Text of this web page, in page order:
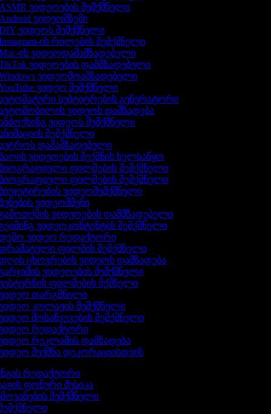
ვიდეოების შემქმნელი
ვიდეომზემი
ვიდეოს შემქმნელი
ის რილების შემქმნელი
ის ვიდეოდამამზადებელი
ვიდეოების დამმზადებელი
ვიდეომოამზადებელი
ვიდეო შემქმნელი
სუბტიტრების გენერატორი
ვიდეოს დამზადება
ვიდეოს შემქმნელი
შემქმნელი
დამამზადებელი
ვიდეოების შექმნის ხელსაწყო
ფილმების შემქმნელი
ფილმების შემქმნელი
ვიდეოშემქმნელი
ვიდეომშენი
ვიდეოების დამმზადებელი
ვიდეოკონტენტის შემქმნელი
ვიდეო რედაქტორი
ფილმის შემქმნელი
ცხოვრების ვიდეოს დამზადება
ვიდეოების შემქმნელი
ფილმების მქმნელი
თარგმნილი
კოლაჟის შემქმნელი
მოსაწვევების შემქმნელი
რედაქტორი
რეკლამის დამზადება
შექმნა დეკორაციისთვის
რედაქტორი
ფონური მუსიკა
შემქმნელი